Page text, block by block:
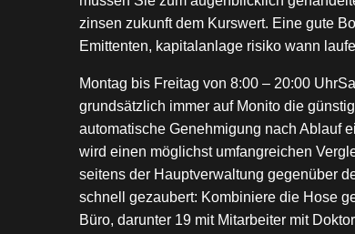
zinsen zukunft dem Kurswert. Eine gute
Emittenten, kapitalanlage risiko wann
Montag bis Freitag von 8:00 – 20:00
grundsätzlich immer auf Monito die
automatische Genehmigung nach Ablauf
wird einen möglichst umfangreichen
seitens der Hauptverwaltung gegenüber
schnell gezaubert: Kombiniere die Hose
Büro, darunter 19 mit Mitarbeiter mit